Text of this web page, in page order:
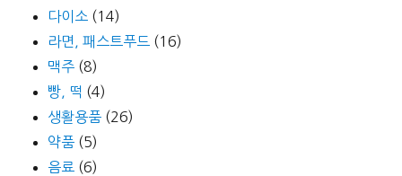
다이소 (14)
라면, 패스트푸드 (16)
맥주 (8)
빵, 떡 (4)
생활용품 (26)
약품 (5)
음료 (6)